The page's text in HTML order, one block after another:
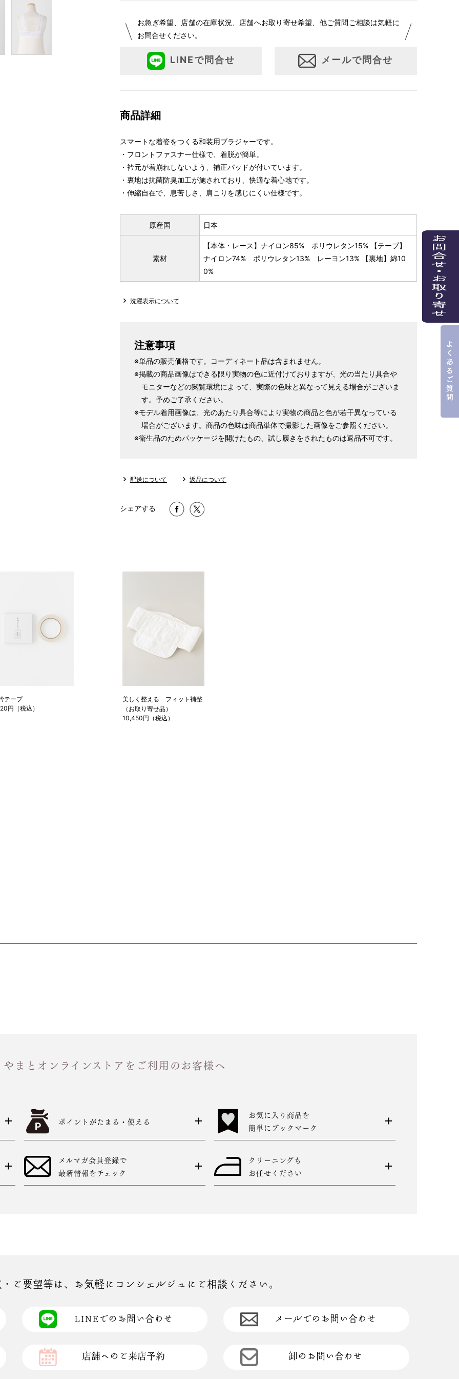
お急ぎ希望、店舗の在庫状況、店舗へお取り寄せ希望、他ご質問ご相談は気軽に
お問合せください。
LINEで問合せ メールで問合せ
商品詳細
スマートな着姿をつくる和装用ブラジャーです。
・フロントファスナー仕様で、着脱が簡単。
・衿元が着崩れしないよう、補正パッドが付いています。
・裏地は抗菌防臭加工が施されており、快適な着心地です。
・伸縮自在で、息苦しさ、肩こりを感じにくい仕様です。
原産国 日本
素材
【本体・レース】ナイロン85% ポリウレタン15% 【テープ】
ナイロン74% ポリウレタン13% レーヨン13% 【裏地】綿10
0%
洗濯表示について
注意事項
※単品の販売価格です。コーディネート品は含まれません。
※掲載の商品画像はできる限り実物の色に近付けておりますが、光の当たり具合や
モニターなどの閲覧環境によって、実際の色味と異なって見える場合がございま
す。予めご了承ください。
※モデル着用画像は、光のあたり具合等により実物の商品と色が若干異なっている
場合がございます。商品の色味は商品単体で撮影した画像をご参照ください。
※衛生品のためパッケージを開けたもの、試し履きをされたものは返品不可です。
配送について 返品について
シェアする
テープ
円（税込）
美しく整える フィット補整
（お取り寄せ品）
10,450円（税込）
やまとオンラインストアをご利用のお客様へ
ポイントがたまる・使える
お気に入り商品を
簡単にブックマーク
メルマガ会員登録で
最新情報をチェック
クリーニングも
お任せください
ご要望等は、お気軽にコンシェルジュにご相談ください。
LINEでのお問い合わせ メールでのお問い合わせ
店舗へのご来店予約 卸のお問い合わせ